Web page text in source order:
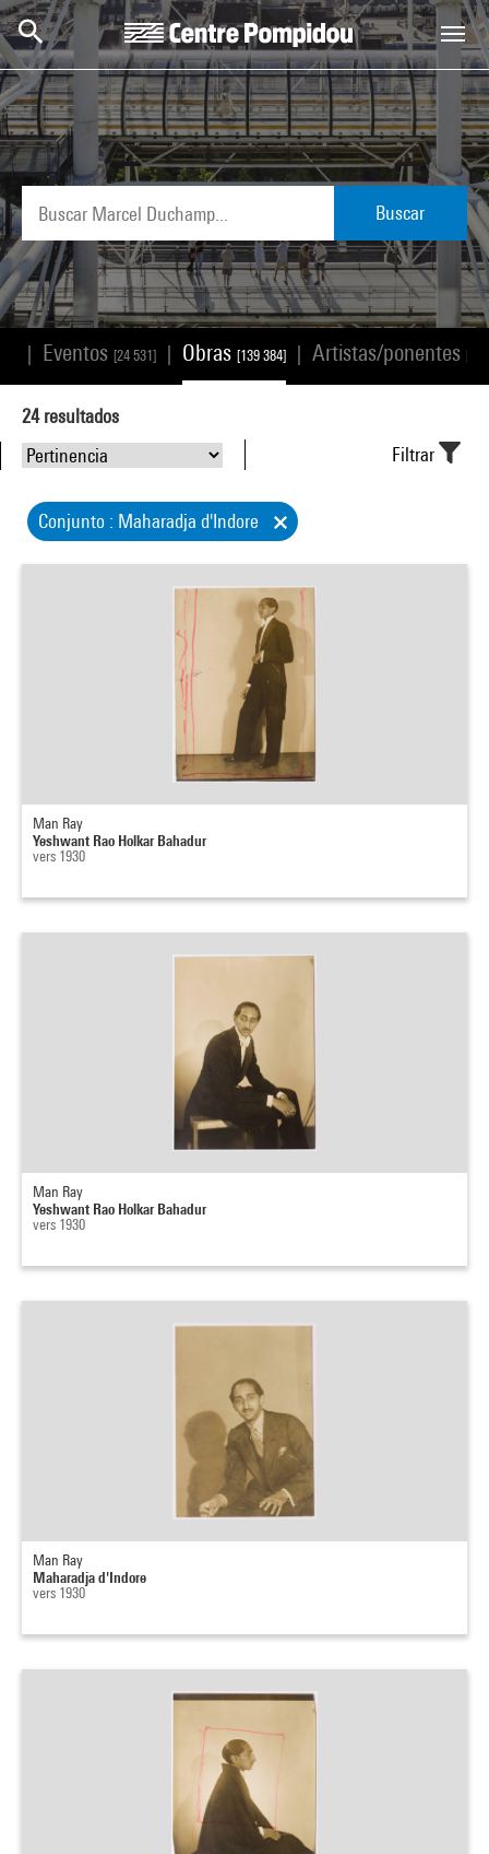
Skip to main content
Centre Pompidou
Buscar
Eventos [24 531] Obras [139 384] Artistas/ponentes [25
24resultados
Filtrar
Conjunto : Maharadja d'Indore
Man Ray
Yeshwant Rao Holkar Bahadur
vers 1930
Man Ray
Yeshwant Rao Holkar Bahadur
vers 1930
Man Ray
Maharadja d'Indore
vers 1930